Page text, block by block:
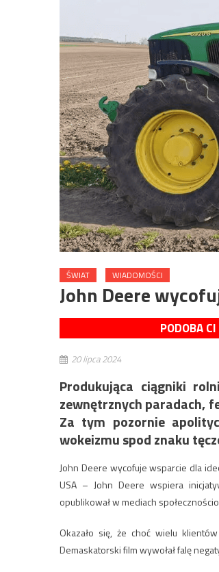
ŚWIAT WIADOMOŚCI
John Deere
PODOBA
20 lipca 2024
Produkująca ciągniki
zewnętrznych paradach,
Za tym pozornie
wokeizmu spod znaku
John Deere wycofuje wsparcie dla
USA – John Deere wspiera
opublikował w mediach
Okazało się, że choć wielu
Demaskatorski film wywołał falę